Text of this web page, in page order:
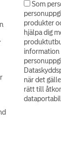
Som
produkter
hjälpa dig
information
när det
rätt till